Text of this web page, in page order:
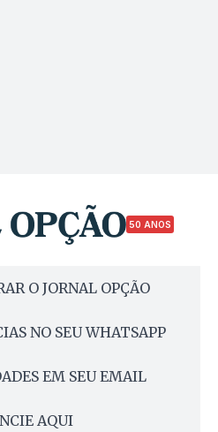
50 ANOS
O JORNAL OPÇÃO
NO SEU WHATSAPP
EM SEU EMAIL
AQUI